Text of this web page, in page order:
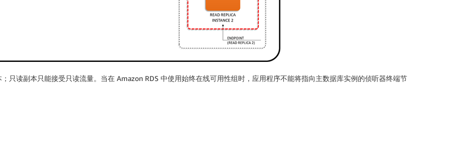
只读副本只能接受只读流量。当在 Amazon RDS 中使用始终在线可用性组时，应用程序不能将指向主数据库实例的侦听器终端节